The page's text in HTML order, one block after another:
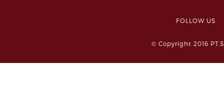
FOLLOW
© Copyright 2016